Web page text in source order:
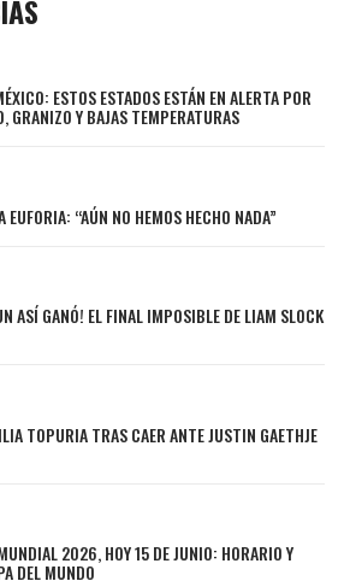
ESTOS ESTADOS ESTÁN EN ALERTA POR
GRANIZO Y BAJAS TEMPERATURAS
“AÚN NO HEMOS HECHO NADA”
ASÍ GANÓ! EL FINAL IMPOSIBLE DE LIAM SLOCK
TOPURIA TRAS CAER ANTE JUSTIN GAETHJE
2026, HOY 15 DE JUNIO: HORARIO Y
DEL MUNDO